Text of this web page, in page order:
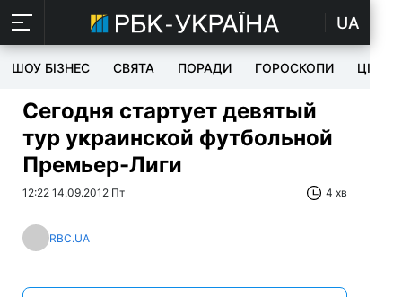
UA
ШОУ БІЗНЕС СВЯТА ПОРАДИ ГОРОСКОПИ ЦІКАВЕ
Сегодня стартует девятый
тур украинской футбольной
Премьер-Лиги
12:22 14.09.2012 Пт 4 хв
RBC.UA